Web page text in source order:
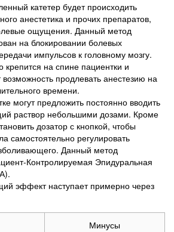
катетер будет происходить
анестетика и прочих препаратов,
ощущения. Данный метод
на блокировании болевых
импульсов к головному мозгу.
крепится на спине пациентки и
возможность продлевать анестезию на
времени.
могут предложить постоянно вводить
раствор небольшими дозами. Кроме
дозатор с кнопкой, чтобы
самостоятельно регулировать
Данный метод
Контролируемая Эпидуральная
эффект наступает примерно через
Минусы